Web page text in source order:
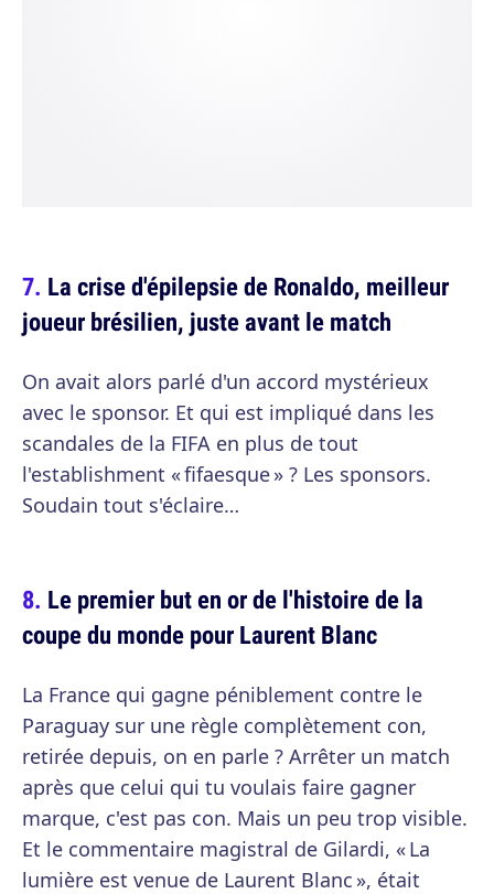
La crise d'épilepsie de Ronaldo, meilleur
joueur brésilien, juste avant le match
On avait alors parlé d'un accord mystérieux
avec le sponsor. Et qui est impliqué dans les
scandales de la FIFA en plus de tout
l'establishment « fifaesque » ? Les sponsors.
Soudain tout s'éclaire…
Le premier but en or de l'histoire de la
coupe du monde pour Laurent Blanc
La France qui gagne péniblement contre le
Paraguay sur une règle complètement con,
retirée depuis, on en parle ? Arrêter un match
après que celui qui tu voulais faire gagner
marque, c'est pas con. Mais un peu trop visible.
Et le commentaire magistral de Gilardi, « La
lumière est venue de Laurent Blanc », était